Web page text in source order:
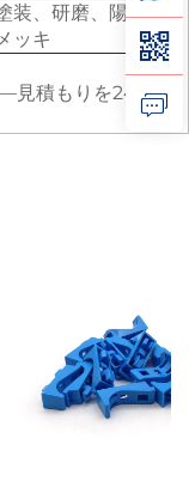
装、研磨、陽極酸
ッキ
見積もりを24時